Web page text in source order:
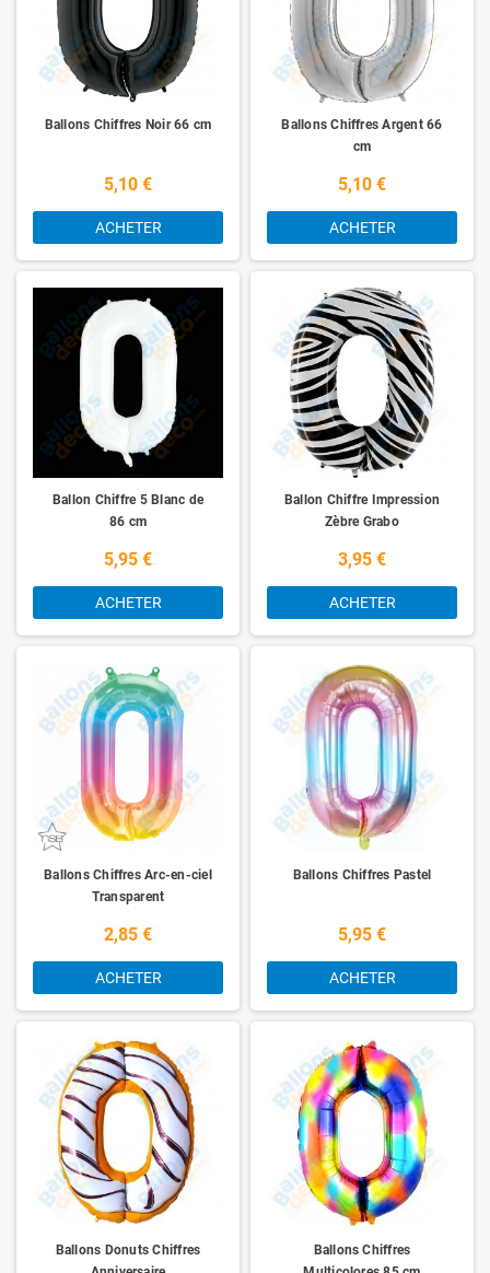
Ballons Chiffres Noir 66 cm
5,10 €
ACHETER
Ballons Chiffres Argent 66
cm
5,10 €
ACHETER
Ballon Chiffre 5 Blanc de
86 cm
5,95 €
ACHETER
Ballon Chiffre Impression
Zèbre Grabo
3,95 €
ACHETER
Ballons Chiffres Arc-en-ciel
Transparent
2,85 €
ACHETER
Ballons Chiffres Pastel
5,95 €
ACHETER
Ballons Donuts Chiffres
Ballons Chiffres